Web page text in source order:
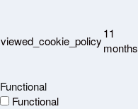
viewed_cookie_policy
11
months
Functional
Functional